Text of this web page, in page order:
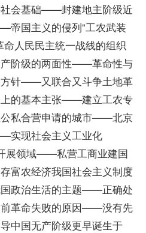
会基础——封建地主阶级近
国主义的侵列“工农武装
人民民主统一战线的组织
阶级的两面性——革命性与
针——又联合又斗争土地革
的基本主张——建立工农专
私合营申请的城市——北京
实现社会主义工业化
展领域——私营工商业建国
富农经济我国社会主义制度
政治生活的主题——正确处
革命失败的原因——没有先
中国无产阶级更早诞生于